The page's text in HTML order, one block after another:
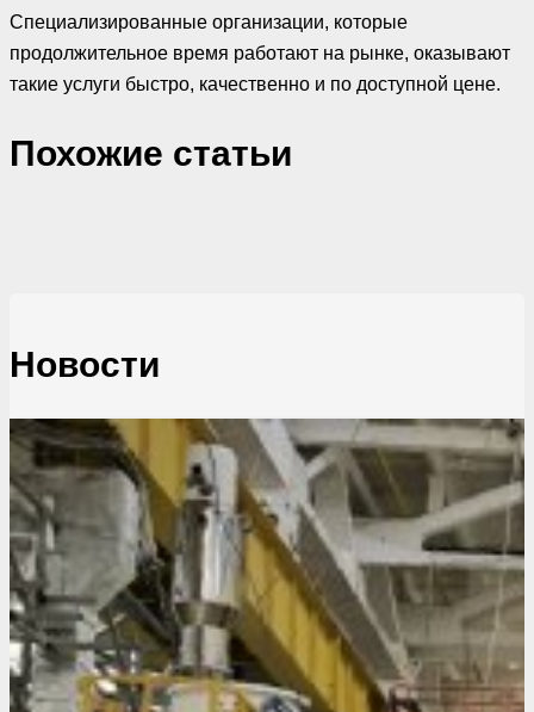
Специализированные организации, которые
продолжительное время работают на рынке, оказывают
такие услуги быстро, качественно и по доступной цене.
Похожие cтатьи
Новости